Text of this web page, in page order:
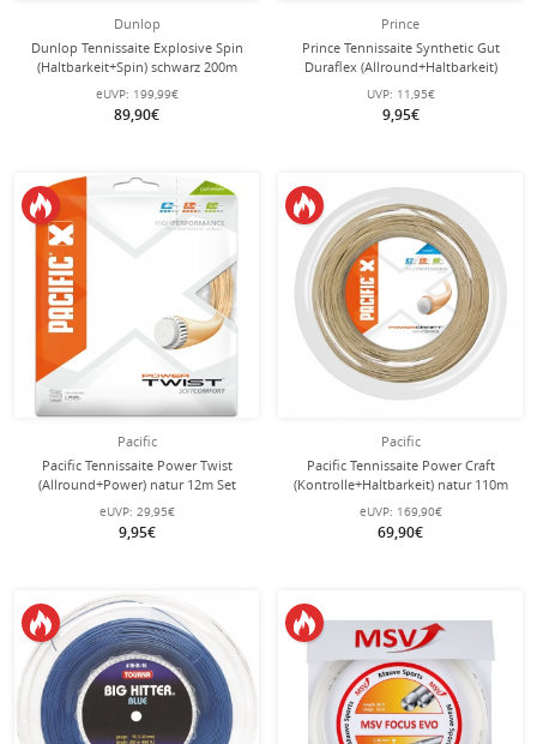
Dunlop
Dunlop Tennissaite Explosive Spin
(Haltbarkeit+Spin) schwarz 200m
Rolle
eUVP: 199,99€
89,90€
Prince
Prince Tennissaite Synthetic Gut
Duraflex (Allround+Haltbarkeit)
schwarz 12m Set
UVP: 11,95€
9,95€
Pacific
Pacific Tennissaite Power Twist
(Allround+Power) natur 12m Set
eUVP: 29,95€
9,95€
Pacific
Pacific Tennissaite Power Craft
(Kontrolle+Haltbarkeit) natur 110m
Rolle
eUVP: 169,90€
69,90€